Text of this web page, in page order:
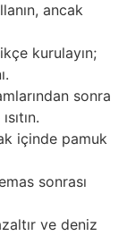
ancak
kurulayın;
sonra
içinde pamuk
sonrası
ve deniz